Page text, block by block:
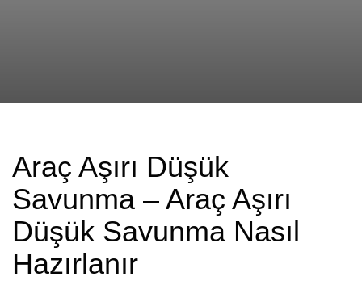
Araç Aşırı Düşük
Savunma – Araç Aşırı
Düşük Savunma Nasıl
Hazırlanır